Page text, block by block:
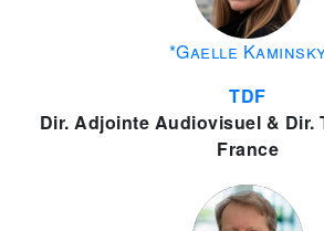
*Gaelle
TDF
Dir. Adjointe Audiovisuel & Dir.
France